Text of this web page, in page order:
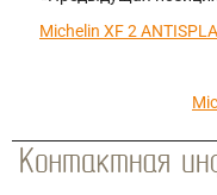
Michelin XF 2